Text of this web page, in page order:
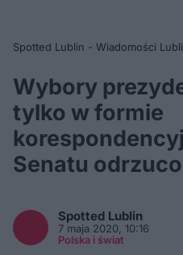
Spotted Lublin - Wiadomości
Wybory
tylko w formie
Senatu
Spotted Lublin
7 maja 2020, 10:16
Polska i świat